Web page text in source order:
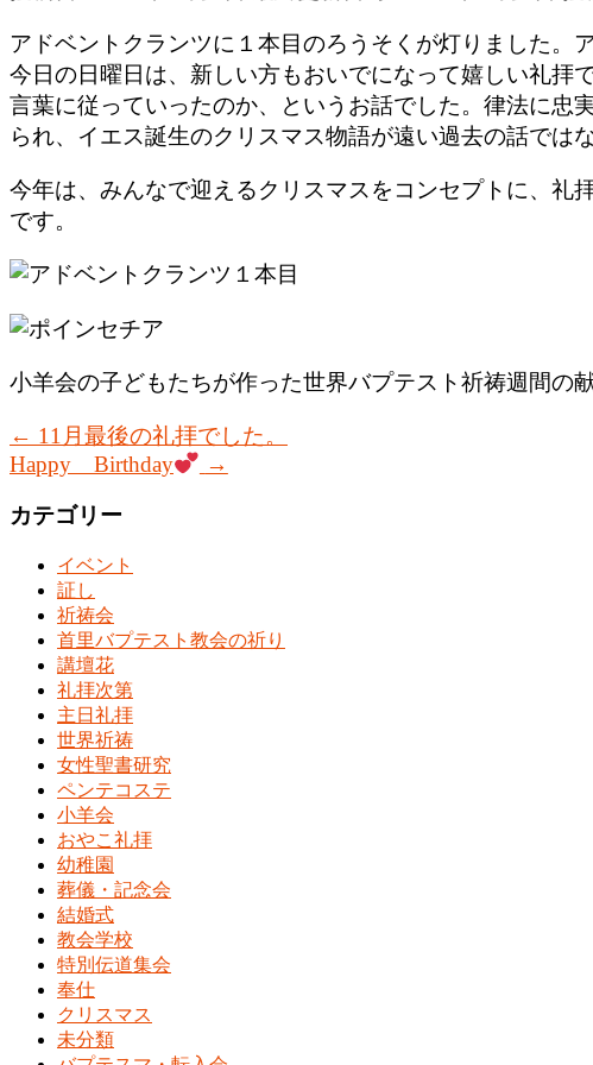
アドベントクランツに１本目のろうそくが灯りました。
今日の日曜日は、新しい方もおいでになって嬉しい礼拝
言葉に従っていったのか、というお話でした。律法に忠
られ、イエス誕生のクリスマス物語が遠い過去の話では
今年は、みんなで迎えるクリスマスをコンセプトに、礼
です。
小羊会の子どもたちが作った世界バプテスト祈祷週間の
← 11月最後の礼拝でした。
Happy Birthday
→
カテゴリー
イベント
証し
祈祷会
首里バプテスト教会の祈り
講壇花
礼拝次第
主日礼拝
世界祈祷
女性聖書研究
ペンテコステ
小羊会
おやこ礼拝
幼稚園
葬儀・記念会
結婚式
教会学校
特別伝道集会
奉仕
クリスマス
未分類